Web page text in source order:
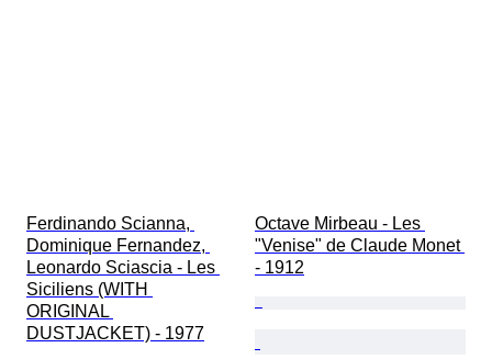
Ferdinando Scianna,
Dominique Fernandez,
Leonardo Sciascia - Les
Siciliens (WITH
ORIGINAL
DUSTJACKET) - 1977
Octave Mirbeau - Les
"Venise" de Claude Monet
- 1912